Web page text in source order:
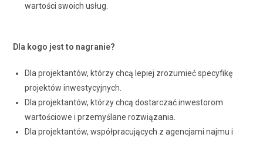
wartości swoich usług.
Dla kogo jest to nagranie?
Dla projektantów, którzy chcą lepiej zrozumieć specyfikę
projektów inwestycyjnych.
Dla projektantów, którzy chcą dostarczać inwestorom
wartościowe i przemyślane rozwiązania.
Dla projektantów, współpracujących z agencjami najmu i